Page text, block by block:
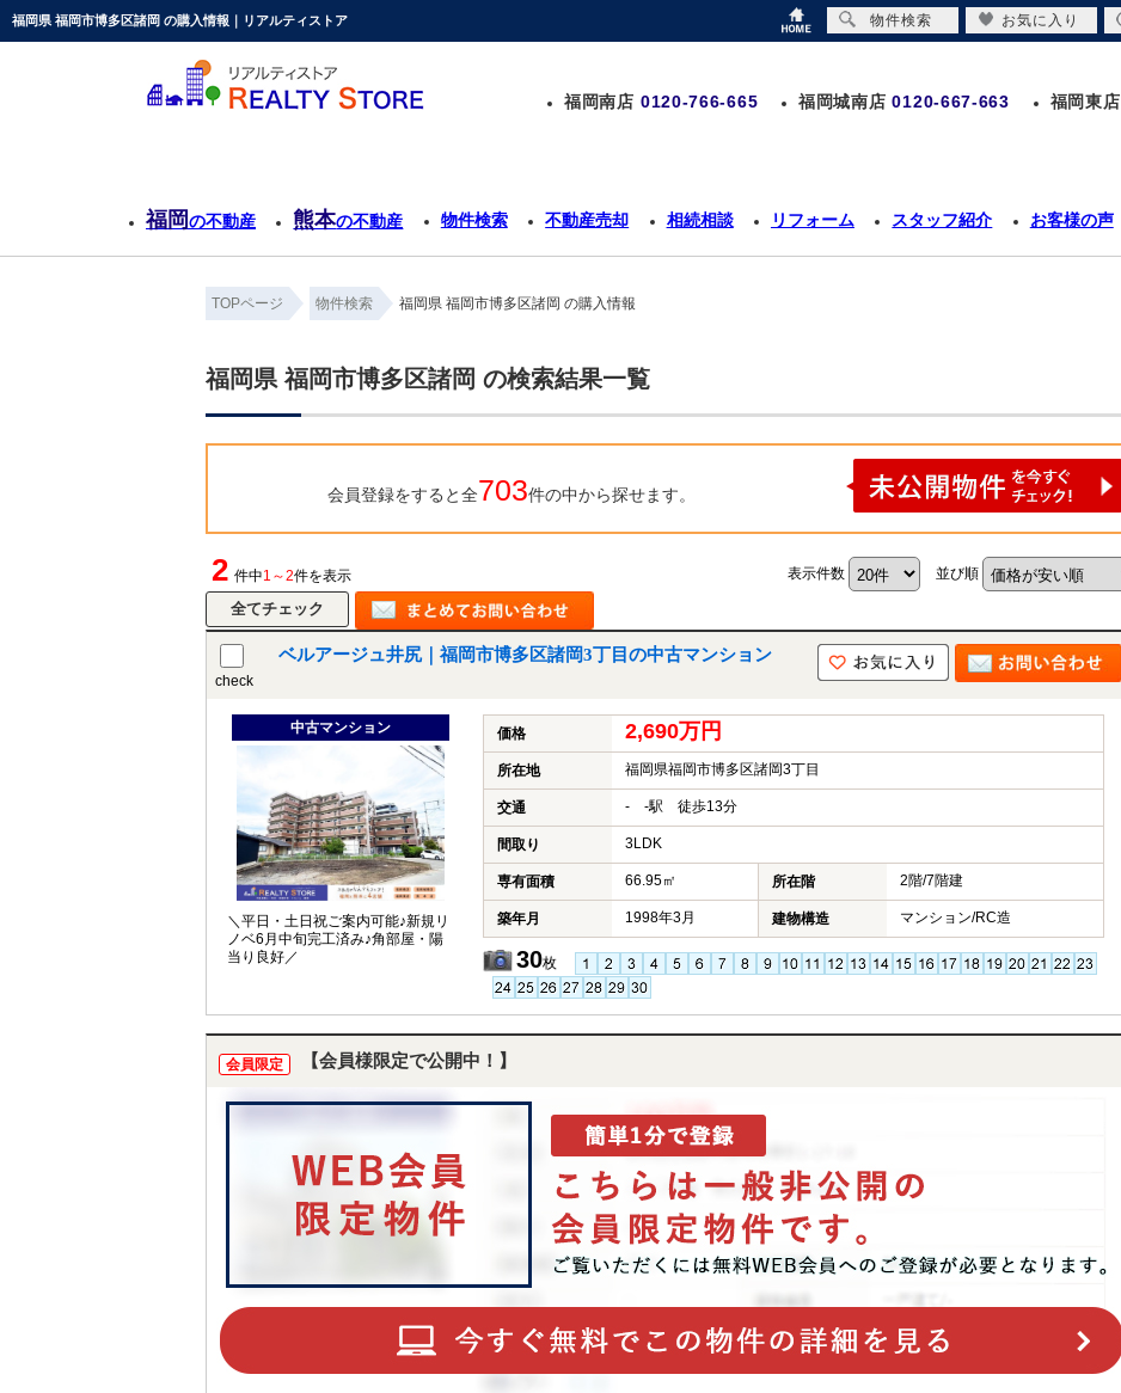
福岡県 福岡市博多区諸岡 の購入情報｜リアルティストア
福岡南店 0120-766-665 福岡城南店 0120-667-663 福岡東店
福岡の不動産 熊本の不動産 物件検索 不動産売却 相続相談 リフォーム スタッフ紹介 お客様の声
TOPページ 物件検索 福岡県 福岡市博多区諸岡 の購入情報
福岡県 福岡市博多区諸岡 の検索結果一覧
会員登録をすると全703件の中から探せます。
2 件中1～2件を表示 表示件数 並び順
check
ベルアージュ井尻｜福岡市博多区諸岡3丁目の中古マンション
中古マンション
＼平日・土日祝ご案内可能♪新規リ
ノベ6月中旬完工済み♪角部屋・陽
当り良好／
価格 2,690万円
所在地 福岡県福岡市博多区諸岡3丁目
交通 - -駅 徒歩13分
間取り 3LDK
専有面積 66.95㎡ 所在階 2階/7階建
築年月 1998年3月 建物構造 マンション/RC造
30枚
会員限定 【会員様限定で公開中！】
物件検索 お気に入り